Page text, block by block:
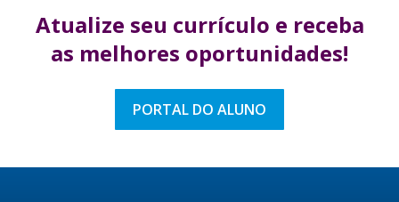
Atualize seu currículo e receba
as melhores oportunidades!
PORTAL DO ALUNO